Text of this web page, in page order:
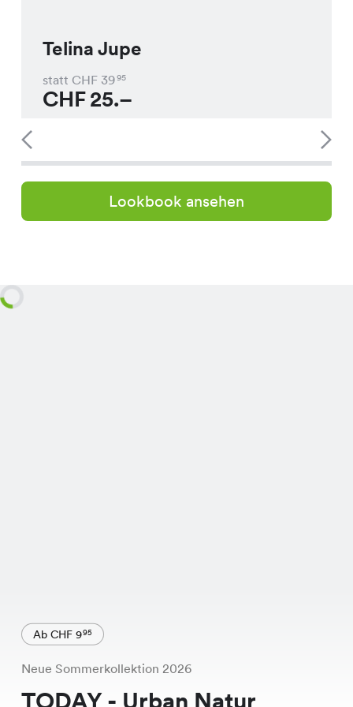
Telina Jupe
statt CHF 3995
CHF25.–
Lookbook ansehen
Ab CHF 995
Neue Sommerkollektion 2026
TODAY - Urban Natur